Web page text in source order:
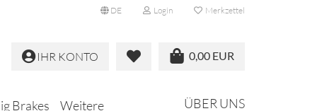
DE Login Merkzettel
0,00 EUR
IHR KONTO
Brakes ÜBER UNS
Weitere